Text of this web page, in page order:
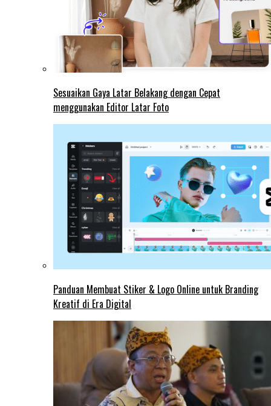
Sesuaikan Gaya Latar Belakang dengan Cepat
menggunakan Editor Latar Foto
Panduan Membuat Stiker & Logo Online untuk Branding
Kreatif di Era Digital